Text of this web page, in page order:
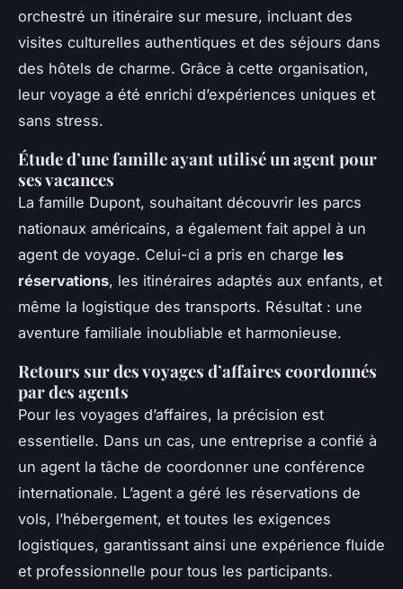
orchestré un itinéraire sur mesure, incluant des
visites culturelles authentiques et des séjours dans
des hôtels de charme. Grâce à cette organisation,
leur voyage a été enrichi d’expériences uniques et
sans stress.
Étude d’une famille ayant utilisé un agent pour
ses vacances
La famille Dupont, souhaitant découvrir les parcs
nationaux américains, a également fait appel à un
agent de voyage. Celui-ci a pris en charge les
réservations, les itinéraires adaptés aux enfants, et
même la logistique des transports. Résultat : une
aventure familiale inoubliable et harmonieuse.
Retours sur des voyages d’affaires coordonnés
par des agents
Pour les voyages d’affaires, la précision est
essentielle. Dans un cas, une entreprise a confié à
un agent la tâche de coordonner une conférence
internationale. L’agent a géré les réservations de
vols, l’hébergement, et toutes les exigences
logistiques, garantissant ainsi une expérience fluide
et professionnelle pour tous les participants.